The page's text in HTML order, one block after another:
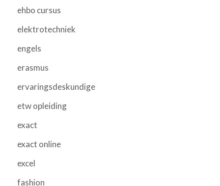
ehbo cursus
elektrotechniek
engels
erasmus
ervaringsdeskundige
etw opleiding
exact
exact online
excel
fashion